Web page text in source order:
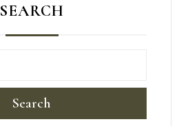
SEARCH
Search